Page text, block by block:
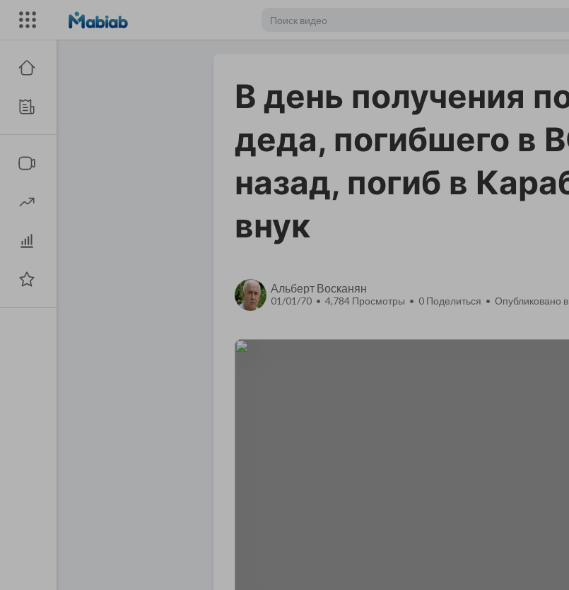
В день получения
деда, погибшего в
назад, погиб в
внук
Альберт Восканян
01/01/70 • 4,784 Просмотры • 0 Поделиться • Опубликовано в